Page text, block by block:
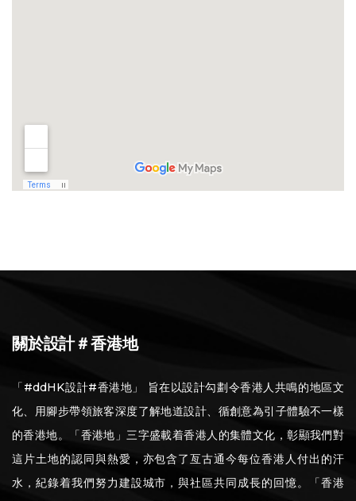
關於設計＃香港地
「#ddHK設計#香港地」 旨在以設計勾劃令香港人共鳴的地區文
化、用腳步帶領旅客深度了解地道設計、循創意為引子體驗不一樣
的香港地。「香港地」三字盛載着香港人的集體文化，彰顯我們對
這片土地的認同與熱愛，亦包含了亙古通今每位香港人付出的汗
水，紀錄着我們努力建設城市，與社區共同成長的回憶。「香港